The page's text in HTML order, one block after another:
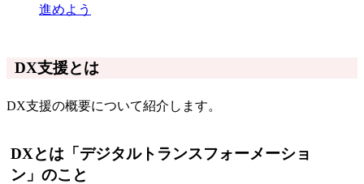
進めよう
DX支援とは
DX支援の概要について紹介します。
DXとは「デジタルトランスフォーメーショ
ン」のこと